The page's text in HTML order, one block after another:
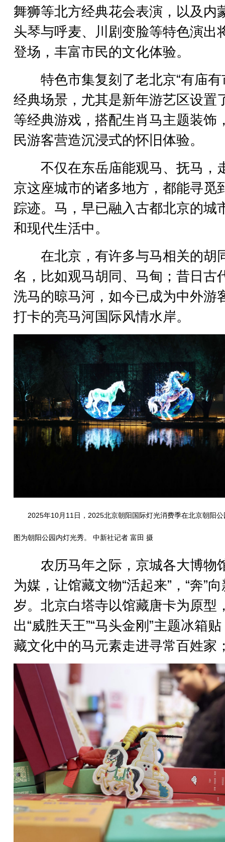
舞狮等北方经典花会表演，以及内
头琴与呼麦、川剧变脸等特色演出
登场，丰富市民的文化体验。
特色市集复刻了老北京“有庙有
经典场景，尤其是新年游艺区设置
等经典游戏，搭配生肖马主题装饰
民游客营造沉浸式的怀旧体验。
不仅在东岳庙能观马、抚马，
京这座城市的诸多地方，都能寻觅
踪迹。马，早已融入古都北京的城
和现代生活中。
在北京，有许多与马相关的胡
名，比如观马胡同、马甸；昔日古
洗马的晾马河，如今已成为中外游
打卡的亮马河国际风情水岸。
2025年10月11日，2025北京朝阳国际灯光消费季在北京朝阳公
图为朝阳公园内灯光秀。 中新社记者 富田 摄
农历马年之际，京城各大博物
为媒，让馆藏文物“活起来”，“奔”
岁。北京白塔寺以馆藏唐卡为原型
出“威胜天王”“马头金刚”主题冰箱
藏文化中的马元素走进寻常百姓家